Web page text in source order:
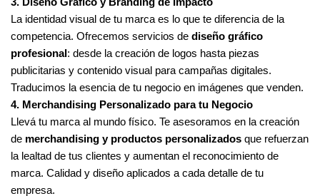
La identidad visual de tu marca es lo que te diferencia de la
competencia. Ofrecemos servicios de diseño gráfico
profesional: desde la creación de logos hasta piezas
publicitarias y contenido visual para campañas digitales.
Traducimos la esencia de tu negocio en imágenes que venden.
4. Merchandising Personalizado para tu Negocio
Llevá tu marca al mundo físico. Te asesoramos en la creación
de merchandising y productos personalizados que refuerzan
la lealtad de tus clientes y aumentan el reconocimiento de
marca. Calidad y diseño aplicados a cada detalle de tu
empresa.